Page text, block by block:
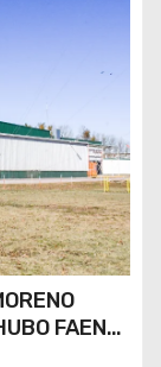
FAENA